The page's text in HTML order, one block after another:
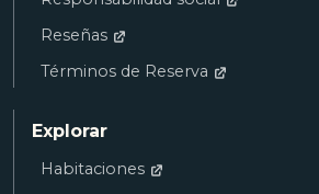
Reseñas
Términos de Reserva
Explorar
Habitaciones